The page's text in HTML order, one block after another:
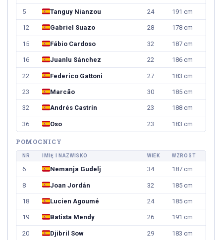
5 Tanguy Nianzou 24 191 cm
12 Gabriel Suazo 28 178 cm
15 Fábio Cardoso 32 187 cm
16 Juanlu Sánchez 22 186 cm
22 Federico Gattoni 27 183 cm
23 Marcão 30 185 cm
32 Andrés Castrín 23 188 cm
36 Oso 23 183 cm
POMOCNICY
NR IMIĘ I NAZWISKO WIEK WZROST
6 Nemanja Gudelj 34 187 cm
8 Joan Jordán 32 185 cm
18 Lucien Agoumé 24 185 cm
19 Batista Mendy 26 191 cm
20 Djibril Sow 29 183 cm